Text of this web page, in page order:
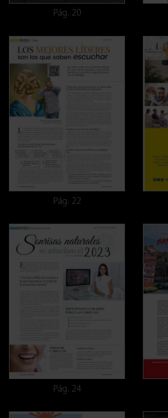
Pág. 20
Pág. 22
Pág. 24